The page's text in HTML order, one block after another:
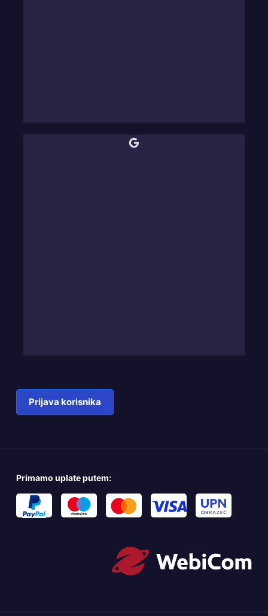
Prijava korisnika
Primamo uplate putem: